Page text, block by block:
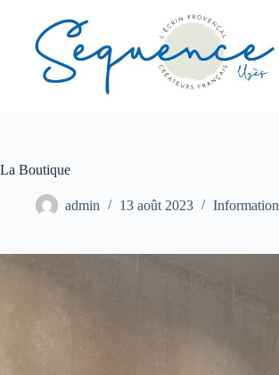
contenu
La Boutique
admin 13 août 2023 Information